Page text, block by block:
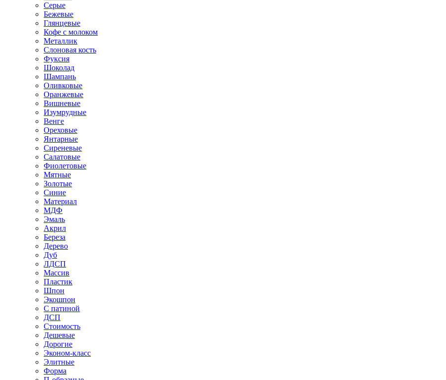
Серые
Бежевые
Глянцевые
Кофе с молоком
Металлик
Слоновая кость
Фуксия
Шоколад
Шампань
Оливковые
Оранжевые
Вишневые
Изумрудные
Венге
Ореховые
Янтарные
Сиреневые
Салатовые
Фиолетовые
Мятные
Золотые
Синие
Материал
МДФ
Эмаль
Акрил
Береза
Дерево
Дуб
ЛДСП
Массив
Пластик
Шпон
Экошпон
С патиной
ДСП
Стоимость
Дешевые
Дорогие
Эконом-класс
Элитные
Форма